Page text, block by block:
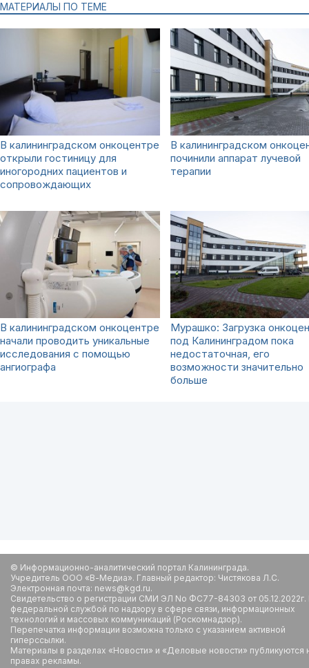
МАТЕРИАЛЫ ПО ТЕМЕ
В калининградском онкоцентре
открыли гостиницу для
иногородних пациентов и
сопровождающих
В калининградском
починили аппарат лучевой
терапии
В калининградском онкоцентре
начали проводить уникальные
исследования с помощью
ангиографа
Мурашко: Загрузка
под Калининградом пока
недостаточная, его
возможности значительно
больше
© Информационно-аналитический портал Калининграда.
Учредитель ООО «В-Медиа». Главный редактор: Чистякова Л.С.
Электронная почта: news@kgd.ru.
Свидетельство о регистрации СМИ ЭЛ No ФС77-84303 от
федеральной службой по надзору в сфере связи, информационных
технологий и массовых коммуникаций (Роскомнадзор).
Перепечатка информации возможна только с указанием активной
гиперссылки.
Материалы в разделах «Новости» и «Деловые новости» публикуются
правах рекламы.